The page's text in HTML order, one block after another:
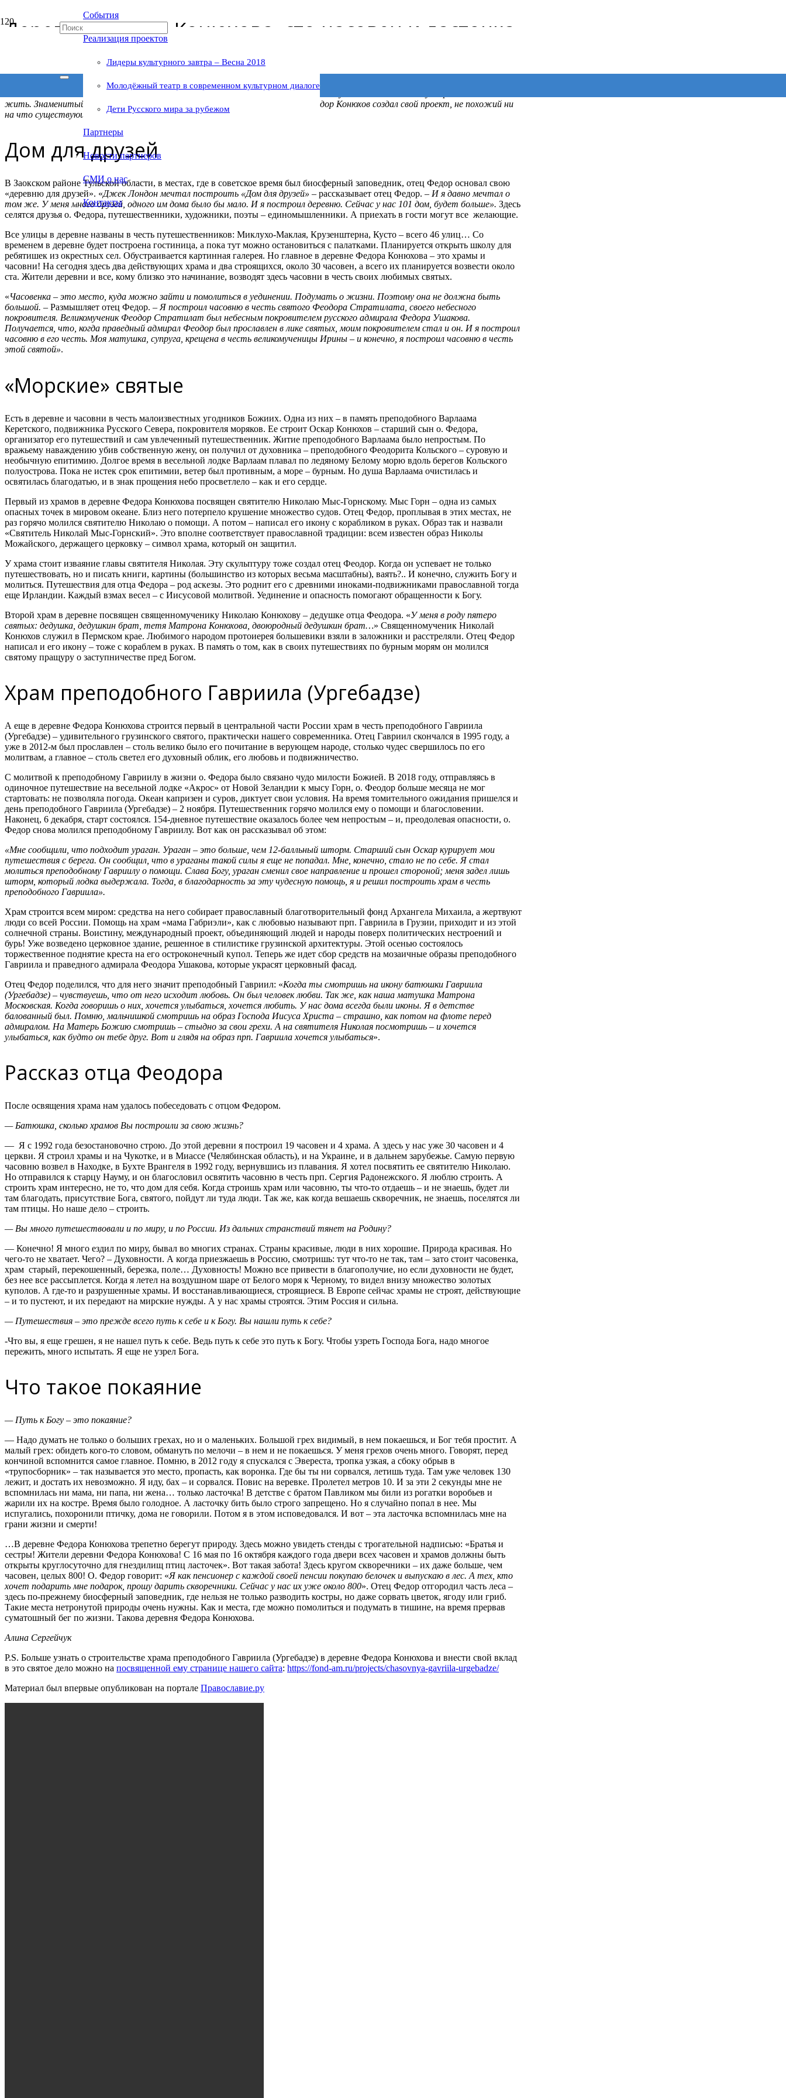
События
Реализация проектов
Лидеры культурного завтра – Весна 2018
Молодёжный театр в современном культурном диалоге
Дети Русского мира за рубежом
Партнеры
Новости партнеров
СМИ о нас
Контакты
Деревня Федора Конюхова, сто часовен и ласточка
Есть на земле уникальные места. Одно из них – деревня Федора Конюхова. Сегодня много говорится о возрождении глубинки.
Но какой ей быть? Коттеджные поселки безжизненны, а старинным селам в эпоху мегаполисов зачастую просто нечем
жить. Знаменитый путешественник, художник, священник – человек дела Федор Конюхов создал свой проект, не похожий ни
на что существующее.
Дом для друзей
В Заокском районе Тульской области, в местах, где в советское время был биосферный заповедник, отец Федор основал свою
«деревню для друзей». «Джек Лондон мечтал построить «Дом для друзей» – рассказывает отец Федор. – И я давно мечтал о
том же. У меня много друзей, одного им дома было бы мало. И я построил деревню. Сейчас у нас 101 дом, будет больше». Здесь
селятся друзья о. Федора, путешественники, художники, поэты – единомышленники. А приехать в гости могут все желающие.
Все улицы в деревне названы в честь путешественников: Миклухо-Маклая, Крузенштерна, Кусто – всего 46 улиц… Со
временем в деревне будет построена гостиница, а пока тут можно остановиться с палатками. Планируется открыть школу для
ребятишек из окрестных сел. Обустраивается картинная галерея. Но главное в деревне Федора Конюхова – это храмы и
часовни! На сегодня здесь два действующих храма и два строящихся, около 30 часовен, а всего их планируется возвести около
ста. Жители деревни и все, кому близко это начинание, возводят здесь часовни в честь своих любимых святых.
«Часовенка – это место, куда можно зайти и помолиться в уединении. Подумать о жизни. Поэтому она не должна быть
большой. – Размышляет отец Федор. –Я построил часовню в честь святого Феодора Стратилата, своего небесного
покровителя. Великомученик Феодор Стратилат был небесным покровителем русского адмирала Федора Ушакова.
Получается, что, когда праведный адмирал Феодор был прославлен в лике святых, моим покровителем стал и он. И я построил
часовню в его честь. Моя матушка, супруга, крещена в честь великомученицы Ирины – и конечно, я построил часовню в честь
этой святой».
«Морские» святые
Есть в деревне и часовни в честь малоизвестных угодников Божиих. Одна из них – в память преподобного Варлаама
Керетского, подвижника Русского Севера, покровителя моряков. Ее строит Оскар Конюхов – старший сын о. Федора,
организатор его путешествий и сам увлеченный путешественник. Житие преподобного Варлаама было непростым. По
вражьему наваждению убив собственную жену, он получил от духовника – преподобного Феодорита Кольского – суровую и
необычную епитимию. Долгое время в весельной лодке Варлаам плавал по ледяному Белому морю вдоль берегов Кольского
полуострова. Пока не истек срок епитимии, ветер был противным, а море – бурным. Но душа Варлаама очистилась и
освятилась благодатью, и в знак прощения небо просветлело – как и его сердце.
Первый из храмов в деревне Федора Конюхова посвящен святителю Николаю Мыс-Горнскому. Мыс Горн – одна из самых
опасных точек в мировом океане. Близ него потерпело крушение множество судов. Отец Федор, проплывая в этих местах, не
раз горячо молился святителю Николаю о помощи. А потом – написал его икону с корабликом в руках. Образ так и назвали
«Святитель Николай Мыс-Горнский». Это вполне соответствует православной традиции: всем известен образ Николы
Можайского, держащего церковку – символ храма, который он защитил.
У храма стоит изваяние главы святителя Николая. Эту скульптуру тоже создал отец Феодор. Когда он успевает не только
путешествовать, но и писать книги, картины (большинство из которых весьма масштабны), ваять?.. И конечно, служить Богу и
молиться. Путешествия для отца Федора – род аскезы. Это роднит его с древними иноками-подвижниками православной тогда
еще Ирландии. Каждый взмах весел – с Иисусовой молитвой. Уединение и опасность помогают обращенности к Богу.
Второй храм в деревне посвящен священномученику Николаю Конюхову – дедушке отца Феодора. «У меня в роду пятеро
святых: дедушка, дедушкин брат, тетя Матрона Конюхова, двоюродный дедушкин брат…» Священномученик Николай
Конюхов служил в Пермском крае. Любимого народом протоиерея большевики взяли в заложники и расстреляли. Отец Федор
написал и его икону – тоже с кораблем в руках. В память о том, как в своих путешествиях по бурным морям он молился
святому пращуру о заступничестве пред Богом.
Храм преподобного Гавриила (Ургебадзе)
А еще в деревне Федора Конюхова строится первый в центральной части России храм в честь преподобного Гавриила
(Ургебадзе) – удивительного грузинского святого, практически нашего современника. Отец Гавриил скончался в 1995 году, а
уже в 2012-м был прославлен – столь велико было его почитание в верующем народе, столько чудес свершилось по его
молитвам, а главное – столь светел его духовный облик, его любовь и подвижничество.
С молитвой к преподобному Гавриилу в жизни о. Федора было связано чудо милости Божией. В 2018 году, отправляясь в
одиночное путешествие на весельной лодке «Акрос» от Новой Зеландии к мысу Горн, о. Феодор больше месяца не мог
стартовать: не позволяла погода. Океан капризен и суров, диктует свои условия. На время томительного ожидания пришелся и
день преподобного Гавриила (Ургебадзе) – 2 ноября. Путешественник горячо молился ему о помощи и благословении.
Наконец, 6 декабря, старт состоялся. 154-дневное путешествие оказалось более чем непростым – и, преодолевая опасности, о.
Федор снова молился преподобному Гавриилу. Вот как он рассказывал об этом:
«Мне сообщили, что подходит ураган. Ураган – это больше, чем 12-балльный шторм. Старший сын Оскар курирует мои
путешествия с берега. Он сообщил, что в ураганы такой силы я еще не попадал. Мне, конечно, стало не по себе. Я стал
молиться преподобному Гавриилу о помощи. Слава Богу, ураган сменил свое направление и прошел стороной; меня задел лишь
шторм, который лодка выдержала. Тогда, в благодарность за эту чудесную помощь, я и решил построить храм в честь
преподобного Гавриила».
Храм строится всем миром: средства на него собирает православный благотворительный фонд Архангела Михаила, а жертвуют
люди со всей России. Помощь на храм «мама Габриэли», как с любовью называют прп. Гавриила в Грузии, приходит и из этой
солнечной страны. Воистину, международный проект, объединяющий людей и народы поверх политических нестроений и
бурь! Уже возведено церковное здание, решенное в стилистике грузинской архитектуры. Этой осенью состоялось
торжественное поднятие креста на его остроконечный купол. Теперь же идет сбор средств на мозаичные образы преподобного
Гавриила и праведного адмирала Феодора Ушакова, которые украсят церковный фасад.
Отец Федор поделился, что для него значит преподобный Гавриил: «Когда ты смотришь на икону батюшки Гавриила
(Ургебадзе) – чувствуешь, что от него исходит любовь. Он был человек любви. Так же, как наша матушка Матрона
Московская. Когда говоришь о них, хочется улыбаться, хочется любить. У нас дома всегда были иконы. Я в детстве
балованный был. Помню, мальчишкой смотришь на образ Господа Иисуса Христа – страшно, как потом на флоте перед
адмиралом. На Матерь Божию смотришь – стыдно за свои грехи. А на святителя Николая посмотришь – и хочется
улыбаться, как будто он тебе друг. Вот и глядя на образ прп. Гавриила хочется улыбаться».
Рассказ отца Феодора
После освящения храма нам удалось побеседовать с отцом Федором.
— Батюшка, сколько храмов Вы построили за свою жизнь?
— Я с 1992 года безостановочно строю. До этой деревни я построил 19 часовен и 4 храма. А здесь у нас уже 30 часовен и 4
церкви. Я строил храмы и на Чукотке, и в Миассе (Челябинская область), и на Украине, и в дальнем зарубежье. Самую первую
часовню возвел в Находке, в Бухте Врангеля в 1992 году, вернувшись из плавания. Я хотел посвятить ее святителю Николаю.
Но отправился к старцу Науму, и он благословил освятить часовню в честь прп. Сергия Радонежского. Я люблю строить. А
строить храм интересно, не то, что дом для себя. Когда строишь храм или часовню, ты что-то отдаешь – и не знаешь, будет ли
там благодать, присутствие Бога, святого, пойдут ли туда люди. Так же, как когда вешаешь скворечник, не знаешь, поселятся ли
там птицы. Но наше дело – строить.
— Вы много путешествовали и по миру, и по России. Из дальних странствий тянет на Родину?
— Конечно! Я много ездил по миру, бывал во многих странах. Страны красивые, люди в них хорошие. Природа красивая. Но
чего-то не хватает. Чего? – Духовности. А когда приезжаешь в Россию, смотришь: тут что-то не так, там – зато стоит часовенка,
храм старый, перекошенный, березка, поле… Духовность! Можно все привести в благополучие, но если духовности не будет,
без нее все рассыплется. Когда я летел на воздушном шаре от Белого моря к Черному, то видел внизу множество золотых
куполов. А где-то и разрушенные храмы. И восстанавливающиеся, строящиеся. В Европе сейчас храмы не строят, действующие
– и то пустеют, и их передают на мирские нужды. А у нас храмы строятся. Этим Россия и сильна.
— Путешествия – это прежде всего путь к себе и к Богу. Вы нашли путь к себе?
-Что вы, я еще грешен, я не нашел путь к себе. Ведь путь к себе это путь к Богу. Чтобы узреть Господа Бога, надо многое
пережить, много испытать. Я еще не узрел Бога.
Что такое покаяние
— Путь к Богу – это покаяние?
— Надо думать не только о больших грехах, но и о маленьких. Большой грех видимый, в нем покаешься, и Бог тебя простит. А
малый грех: обидеть кого-то словом, обмануть по мелочи – в нем и не покаешься. У меня грехов очень много. Говорят, перед
кончиной вспомнится самое главное. Помню, в 2012 году я спускался с Эвереста, тропка узкая, а сбоку обрыв в
«трупосборник» – так называется это место, пропасть, как воронка. Где бы ты ни сорвался, летишь туда. Там уже человек 130
лежит, и достать их невозможно. Я иду, бах – и сорвался. Повис на веревке. Пролетел метров 10. И за эти 2 секунды мне не
вспомнилась ни мама, ни папа, ни жена… только ласточка! В детстве с братом Павликом мы били из рогатки воробьев и
жарили их на костре. Время было голодное. А ласточку бить было строго запрещено. Но я случайно попал в нее. Мы
испугались, похоронили птичку, дома не говорили. Потом я в этом исповедовался. И вот – эта ласточка вспомнилась мне на
грани жизни и смерти!
…В деревне Федора Конюхова трепетно берегут природу. Здесь можно увидеть стенды с трогательной надписью: «Братья и
сестры! Жители деревни Федора Конюхова! С 16 мая по 16 октября каждого года двери всех часовен и храмов должны быть
открыты круглосуточно для гнездилищ птиц ласточек». Вот такая забота! Здесь кругом скворечники – их даже больше, чем
часовен, целых 800! О. Федор говорит: «Я как пенсионер с каждой своей пенсии покупаю белочек и выпускаю в лес. А тех, кто
хочет подарить мне подарок, прошу дарить скворечники. Сейчас у нас их уже около 800». Отец Федор отгородил часть леса –
здесь по-прежнему биосферный заповедник, где нельзя не только разводить костры, но даже сорвать цветок, ягоду или гриб.
Такие места нетронутой природы очень нужны. Как и места, где можно помолиться и подумать в тишине, на время прервав
суматошный бег по жизни. Такова деревня Федора Конюхова.
Алина Сергейчук
P.S. Больше узнать о строительстве храма преподобного Гавриила (Ургебадзе) в деревне Федора Конюхова и внести свой вклад
в это святое дело можно на посвященной ему странице нашего сайта: https://fond-am.ru/projects/chasovnya-gavriila-urgebadze/
Материал был впервые опубликован на портале Православие.ру